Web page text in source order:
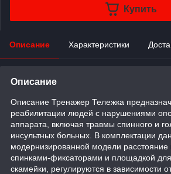
Купить
Описание Характеристики
Описание
Описание Тренажер Тележка
реабилитации людей с нарушениями
аппарата, включая травмы спинного и
инсультных больных. В комплектации
модернизированной модели
спинками-фиксаторами и площадкой
скамейки, регулируются в зависимости